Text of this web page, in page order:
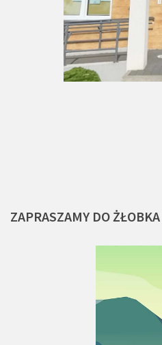
ZAPRASZAMY DO ŻŁOBKA